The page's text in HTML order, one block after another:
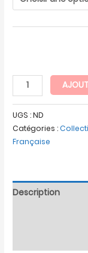
UGS :ND
Catégories :
Française
Description